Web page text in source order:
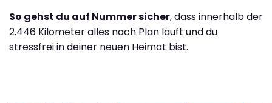
So gehst du auf Nummer sicher, dass innerhalb der
2.446 Kilometer alles nach Plan läuft und du
stressfrei in deiner neuen Heimat bist.